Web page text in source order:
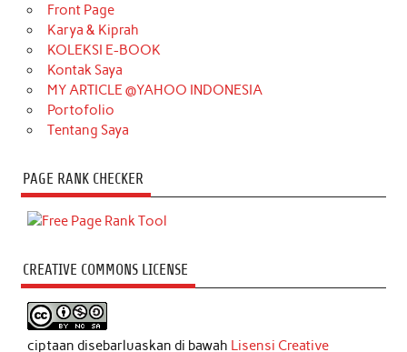
Front Page
Karya & Kiprah
KOLEKSI E-BOOK
Kontak Saya
MY ARTICLE @YAHOO INDONESIA
Portofolio
Tentang Saya
PAGE RANK CHECKER
CREATIVE COMMONS LICENSE
ciptaan disebarluaskan di bawah Lisensi Creative